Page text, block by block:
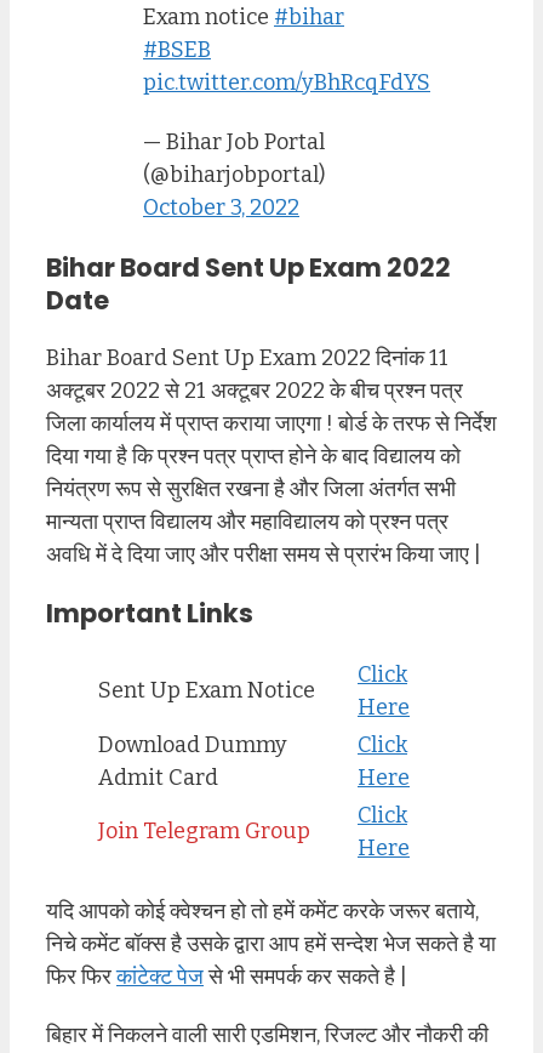
Exam notice #bihar
#BSEB
pic.twitter.com/yBhRcqFdYS
— Bihar Job Portal
(@biharjobportal)
October 3, 2022
Bihar Board Sent Up Exam 2022
Date
Bihar Board Sent Up Exam 2022 दिनांक 11
अक्टूबर 2022 से 21 अक्टूबर 2022 के बीच प्रश्न पत्र
जिला कार्यालय में प्राप्त कराया जाएगा ! बोर्ड के तरफ से निर्देश
दिया गया है कि प्रश्न पत्र प्राप्त होने के बाद विद्यालय को
नियंत्रण रूप से सुरक्षित रखना है और जिला अंतर्गत सभी
मान्यता प्राप्त विद्यालय और महाविद्यालय को प्रश्न पत्र
अवधि में दे दिया जाए और परीक्षा समय से प्रारंभ किया जाए |
Important Links
Sent Up Exam Notice
Click
Here
Download Dummy
Admit Card
Click
Here
Join Telegram Group
Click
Here
यदि आपको कोई क्वेश्चन हो तो हमें कमेंट करके जरूर बताये,
निचे कमेंट बॉक्स है उसके द्वारा आप हमें सन्देश भेज सकते है या
फिर फिरकांटेक्ट पेजसे भी समपर्क कर सकते है |
बिहार में निकलने वाली सारी एडमिशन, रिजल्ट और नौकरी की